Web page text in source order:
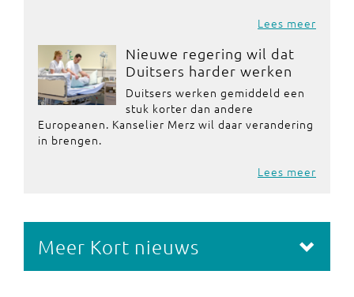
Lees meer
Nieuwe regering wil dat
Duitsers harder werken
Duitsers werken gemiddeld een
stuk korter dan andere
Europeanen. Kanselier Merz wil daar verandering
in brengen.
Lees meer
Meer Kort nieuws